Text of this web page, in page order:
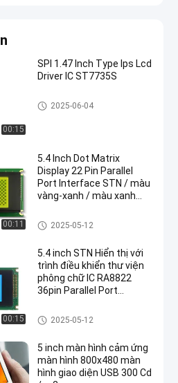
00:15
SPI 1.47 Inch Type Ips Lcd
Driver IC ST7735S
Màn hình IPS LCD
2025-06-04
00:11
5.4 Inch Dot Matrix
Display 22 Pin Parallel
Port Interface STN / màu
vàng-xanh / màu xanh
hiển thị trình điều khiển IC
LC7981 Độ phân giải: 240
* 64 độ sáng 350 Với
bảng PCB
Màn hình LCD STN
2025-05-12
00:15
5.4 inch STN Hiển thị với
trình điều khiển thư viện
phông chữ IC RA8822
36pin Parallel Port
240 * 64 Brightness 350
With PCB Board
Màn hình LCD STN
2025-05-12
5 inch màn hình cảm ứng
màn hình 800x480 màn
hình giao diện USB 300 Cd